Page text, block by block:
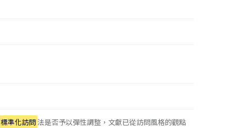
標準化訪問法是否予以彈性調整，文獻已從訪問風格的觀點